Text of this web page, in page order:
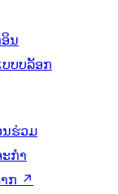
ນ
ບບລັອກ
ຮ່ວມ
ກຳ
ກ ↗